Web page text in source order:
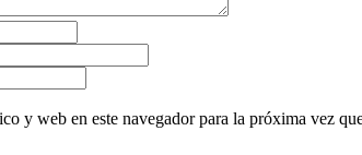
y web en este navegador para la próxima vez